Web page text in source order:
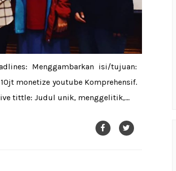
Menggambarkan isi/tujuan:
monetize youtube Komprehensif.
tittle: Judul unik, menggelitik,...